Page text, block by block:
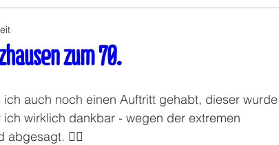
zum 70.
auch noch einen Auftritt gehabt, dieser wurde
wirklich dankbar - wegen der extremen
abgesagt. ❤️‍🔥